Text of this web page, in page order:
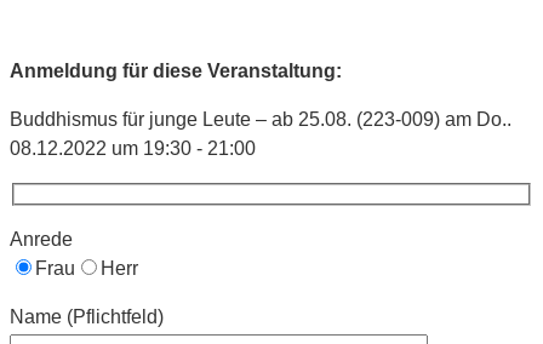
Anmeldung für diese Veranstaltung:
Buddhismus für junge Leute – ab 25.08. (223-009) am Do..
08.12.2022 um 19:30 - 21:00
Anrede
Frau
Herr
Name (Pflichtfeld)